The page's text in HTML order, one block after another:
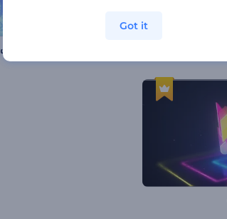
افتتاحية ندف جليد الكريسماس
Got it